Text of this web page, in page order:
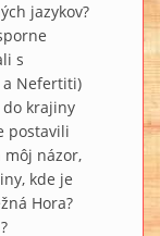
jazykov?
s
a Nefertiti)
do krajiny
postavili
môj názor,
kde je
Hora?